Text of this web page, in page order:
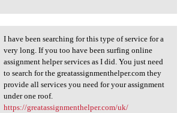
been searching for
I have been searching for this type of service for a
very long. If you too have been surfing online
assignment helper services as I did. You just need
to search for the greatassignmenthelper.com they
provide all services you need for your assignment
under one roof.
https://greatassignmenthelper.com/uk/